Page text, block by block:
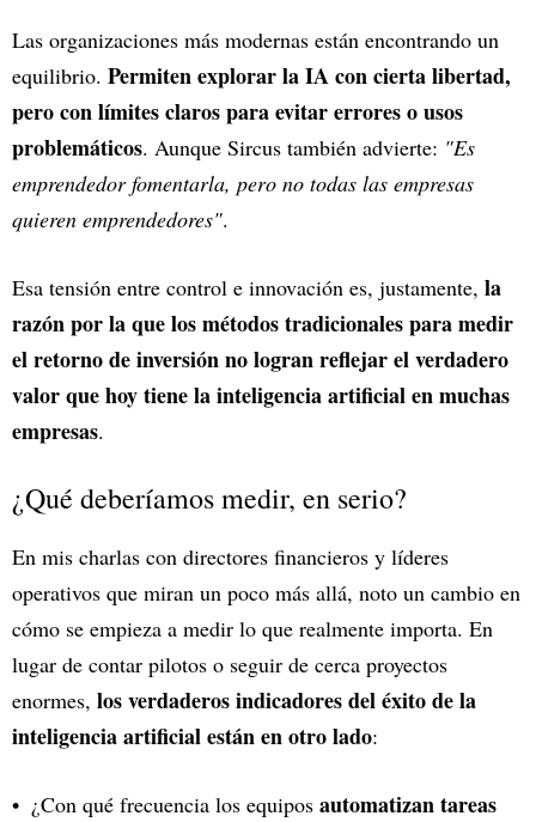
Las organizaciones más modernas están encontrando un
equilibrio. Permiten explorar la IA con cierta libertad,
pero con límites claros para evitar errores o usos
problemáticos. Aunque Sircus también advierte: "Es
emprendedor fomentarla, pero no todas las empresas
quieren emprendedores".
Esa tensión entre control e innovación es, justamente, la
razón por la que los métodos tradicionales para medir
el retorno de inversión no logran reflejar el verdadero
valor que hoy tiene la inteligencia artificial en muchas
empresas.
¿Qué deberíamos medir, en serio?
En mis charlas con directores financieros y líderes
operativos que miran un poco más allá, noto un cambio en
cómo se empieza a medir lo que realmente importa. En
lugar de contar pilotos o seguir de cerca proyectos
enormes, los verdaderos indicadores del éxito de la
inteligencia artificial están en otro lado:
¿Con qué frecuencia los equipos automatizan tareas